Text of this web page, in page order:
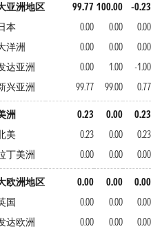
亚洲地区
99.77 100.00
-0.23
本
0.00 0.00
0.00
洋洲
0.00 0.00
0.00
达亚洲
0.00 1.00
-1.00
兴亚洲
99.77 99.00 0.77
洲 0.23 0.00
0.23
美
0.23 0.00
0.23
丁美洲
0.00 0.00 0.00
欧洲地区 0.00 0.00
0.00
国
0.00 0.00
0.00
达欧洲
0.00 0.00
0.00